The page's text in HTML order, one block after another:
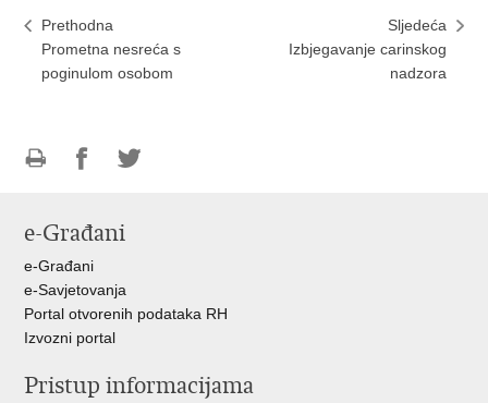
Prethodna
Prometna nesreća s
poginulom osobom
Sljedeća
Izbjegavanje carinskog
nadzora
FacebookuTwitteru
e-Građani
e-Građani
e-Savjetovanja
Portal otvorenih podataka RH
Izvozni portal
Pristup informacijama